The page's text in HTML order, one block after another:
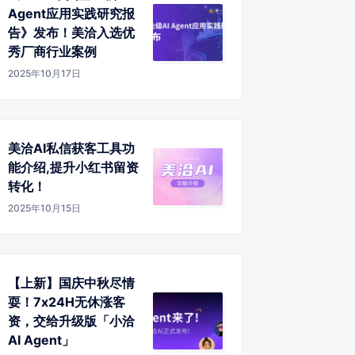
Agent应用实践研究报
告》发布！美洽入选优
秀厂商行业案例
2025年10月17日
美洽AI私信获客工具功
能介绍,提升小红书留资
转化！
2025年10月15日
【上新】国庆中秋尽情
耍！7x24H无休涨客
资，交给升级版「小洽
AI Agent」